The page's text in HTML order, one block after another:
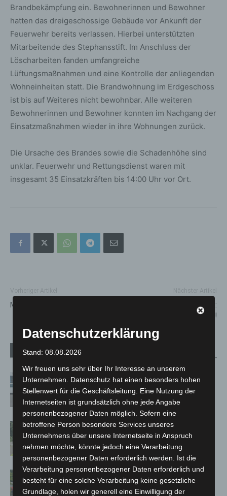
Brandbekämpfung ein. Bewohnerinnen und Bewohner
hatten das dreigeschossige Gebäude vor Ankunft der
Feuerwehr bereits verlassen. Hierbei unterstützten
Mitarbeitende des Stephansstift. Im Anschluss der
Löscharbeiten fanden umfangreiche
Lüftungsmaßnahmen und eine Kontrolle der anliegenden
Wohneinheiten statt. Die Brandwohnung im Erdgeschoss
ist bis auf Weiteres nicht bewohnbar. Alle weiteren
Bewohnerinnen und Bewohner konnten im Nachgang der
Einsatzmaßnahmen wieder in ihre Wohnungen zurück.
Die Ursache des Brandes sowie die Schadenhöhe sind
unklar. Feuerwehr und Rettungsdienst waren mit
insgesamt 35 Einsatzkräften bis 14:00 Uhr vor Ort.
Mythen rund um das (Oster) Ei
Saisonstart an Karfreitag:
Maschseeflotte ahoi!
Verwandte Artikel
Niedersachsen: Feuerwehrkräfte
kehren nach Waldbrandeinsatz aus
Spanien zurück
Brand im „Haus der Begegnung“ in
Neuwarmbüchen schnell eingedämmt
Region Hannover: 21 neue
Notfallsanitäter starten beim Roten
Datenschutzerklärung
Stand: 08.08.2026
Wir freuen uns sehr über Ihr Interesse an unserem
Unternehmen. Datenschutz hat einen besonders hohen
Stellenwert für die Geschäftsleitung. Eine Nutzung der
Internetseiten ist grundsätzlich ohne jede Angabe
personenbezogener Daten möglich. Sofern eine
betroffene Person besondere Services unseres
Unternehmens über unsere Internetseite in Anspruch
nehmen möchte, könnte jedoch eine Verarbeitung
personenbezogener Daten erforderlich werden. Ist die
Verarbeitung personenbezogener Daten erforderlich und
besteht für eine solche Verarbeitung keine gesetzliche
Grundlage, holen wir generell eine Einwilligung der